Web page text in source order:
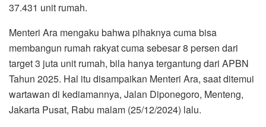
37.431 unit rumah.
Menteri Ara mengaku bahwa pihaknya cuma bisa
membangun rumah rakyat cuma sebesar 8 persen dari
target 3 juta unit rumah, bila hanya tergantung dari APBN
Tahun 2025. Hal itu disampaikan Menteri Ara, saat ditemui
wartawan di kediamannya, Jalan Diponegoro, Menteng,
Jakarta Pusat, Rabu malam (25/12/2024) lalu.